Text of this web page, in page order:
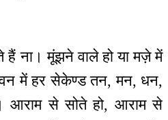
हैं ना। मूंझने वाले हो या मज़े में
में हर सेकेण्ड तन, मन, धन,
आराम से सोते हो, आराम से